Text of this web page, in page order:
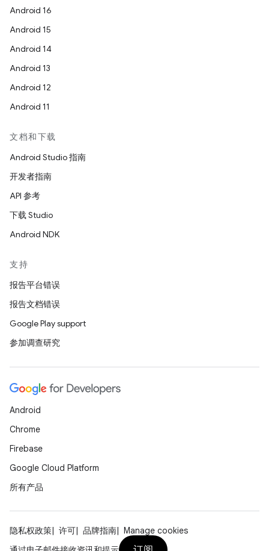
Android 16
Android 15
Android 14
Android 13
Android 12
Android 11
文档和下载
Android Studio 指南
开发者指南
API 参考
下载 Studio
Android NDK
支持
报告平台错误
报告文档错误
Google Play support
参加调查研究
Android
Chrome
Firebase
Google Cloud Platform
所有产品
隐私权政策 许可 品牌指南
Manage cookies